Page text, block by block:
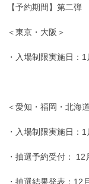
【予約期間】第二弾
＜東京・大阪＞
・入場制限実施日：
＜愛知・福岡・北海
・入場制限実施日：
・抽選予約受付：
・抽選結果発表：12